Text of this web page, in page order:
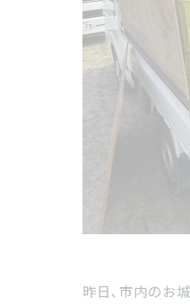
昨日､市内のお